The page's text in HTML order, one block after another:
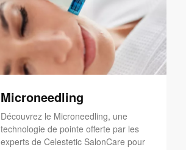
Microneedling
Découvrez le Microneedling, une
technologie de pointe offerte par les
experts de Celestetic SalonCare pour